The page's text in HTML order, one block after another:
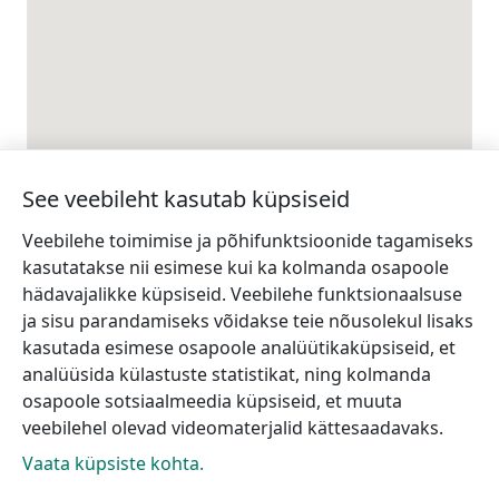
See veebileht kasutab küpsiseid
Veebilehe toimimise ja põhifunktsioonide tagamiseks
kasutatakse nii esimese kui ka kolmanda osapoole
hädavajalikke küpsiseid. Veebilehe funktsionaalsuse
ja sisu parandamiseks võidakse teie nõusolekul lisaks
kasutada esimese osapoole analüütikaküpsiseid, et
analüüsida külastuste statistikat, ning kolmanda
osapoole sotsiaalmeedia küpsiseid, et muuta
veebilehel olevad videomaterjalid kättesaadavaks.
Vaata küpsiste kohta.